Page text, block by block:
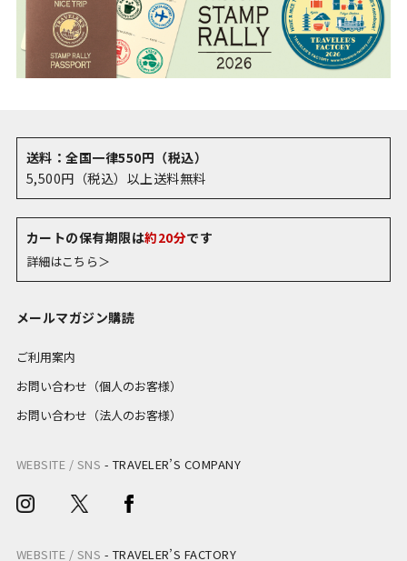
送料：全国一律550円（税込）
5,500円（税込）以上送料無料
カートの保有期限は約20分です
詳細はこちら＞
メールマガジン購読
ご利用案内
お問い合わせ（個人のお客様）
お問い合わせ（法人のお客様）
WEBSITE / SNS - TRAVELER’S COMPANY
WEBSITE / SNS - TRAVELER’S FACTORY